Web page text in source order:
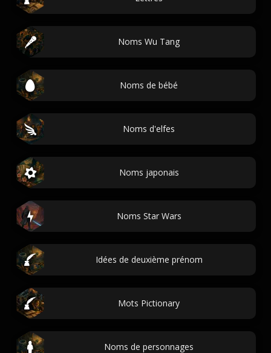
Noms Wu Tang
Noms de bébé
Noms d'elfes
Noms japonais
Noms Star Wars
Idées de deuxième prénom
Mots Pictionary
Noms de personnages